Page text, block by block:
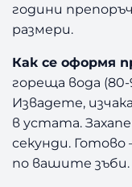
години
размери.
Как се оформя
гореща вода (80-
Извадете,
в устата.
секунди.
по вашите зъби.